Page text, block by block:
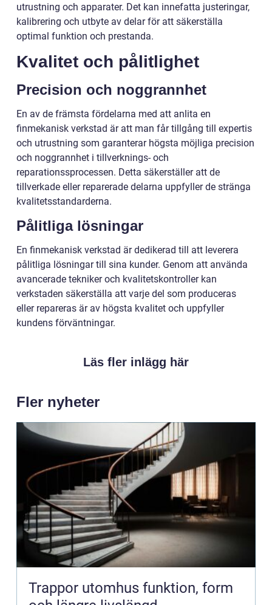
utrustning och apparater. Det kan innefatta justeringar,
kalibrering och utbyte av delar för att säkerställa
optimal funktion och prestanda.
Kvalitet och pålitlighet
Precision och noggrannhet
En av de främsta fördelarna med att anlita en
finmekanisk verkstad är att man får tillgång till expertis
och utrustning som garanterar högsta möjliga precision
och noggrannhet i tillverknings- och
reparationssprocessen. Detta säkerställer att de
tillverkade eller reparerade delarna uppfyller de stränga
kvalitetsstandarderna.
Pålitliga lösningar
En finmekanisk verkstad är dedikerad till att leverera
pålitliga lösningar till sina kunder. Genom att använda
avancerade tekniker och kvalitetskontroller kan
verkstaden säkerställa att varje del som produceras
eller repareras är av högsta kvalitet och uppfyller
kundens förväntningar.
Läs fler inlägg här
Fler nyheter
Trappor utomhus funktion, form